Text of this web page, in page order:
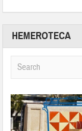
HEMEROTECA